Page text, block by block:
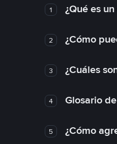
1 ¿Qué es
2 ¿Cómo
3 ¿Cuáles
4 Glosario
5 ¿Cómo